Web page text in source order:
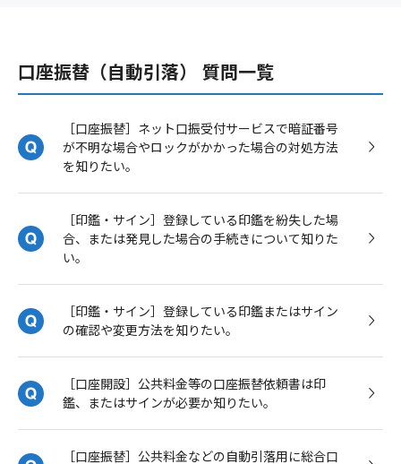
口座振替（自動引落） 質問一覧
［口座振替］ネット口振受付サービスで暗証番号
が不明な場合やロックがかかった場合の対処方法
を知りたい。
［印鑑・サイン］登録している印鑑を紛失した場
合、または発見した場合の手続きについて知りた
い。
［印鑑・サイン］登録している印鑑またはサイン
の確認や変更方法を知りたい。
［口座開設］公共料金等の口座振替依頼書は印
鑑、またはサインが必要か知りたい。
［口座振替］公共料金などの自動引落用に総合口